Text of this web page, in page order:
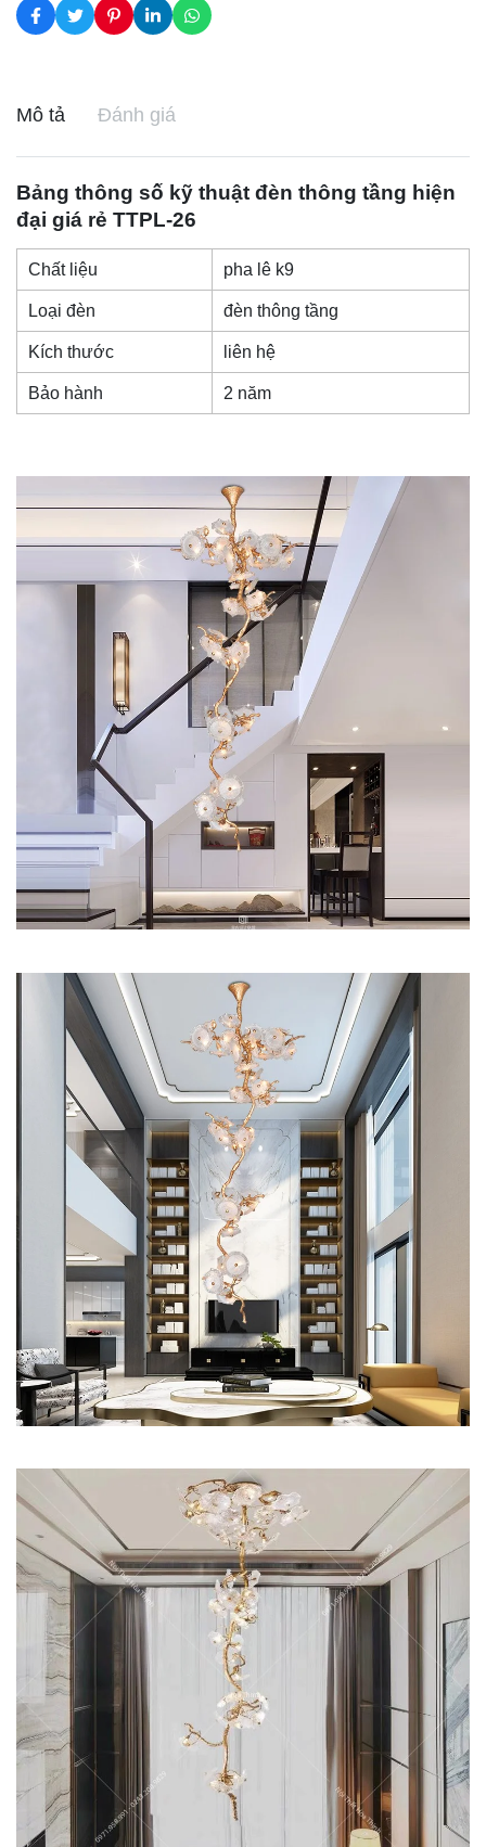
Mô tả Đánh giá
Bảng thông số kỹ thuật đèn thông tầng hiện
đại giá rẻ TTPL-26
Chất liệu pha lê k9
Loại đèn đèn thông tầng
Kích thước liên hệ
Bảo hành 2 năm